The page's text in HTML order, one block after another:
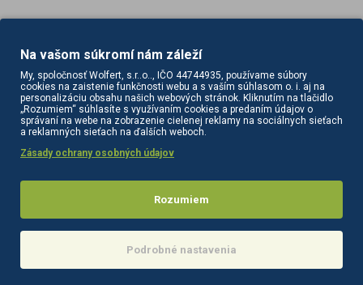
maska
tvár 200 krémové
PODOBNÉ PRODUKTY SÚVISIACE PRODUKTY
Na vašom súkromí nám záleží
My, spoločnosť Wolfert, s.r..o.., IČO 44744935, používame súbory
cookies na zaistenie funkčnosti webu a s vaším súhlasom o. i. aj na
personalizáciu obsahu našich webových stránok. Kliknutím na tlačidlo
„Rozumiem“ súhlasíte s využívaním cookies a predaním údajov o
správaní na webe na zobrazenie cielenej reklamy na sociálnych sieťach
a reklamných sieťach na ďalších weboch.
Zásady ochrany osobných údajov
Rozumiem
Podrobné nastavenia